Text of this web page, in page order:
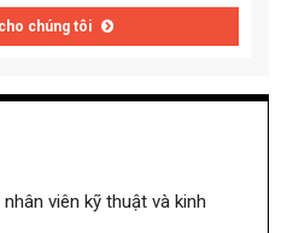
chúng tôi
viên kỹ thuật và kinh